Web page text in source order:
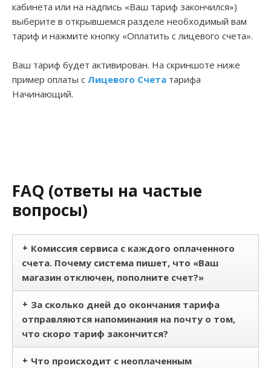
кабинета или на надпись «Ваш тариф закончился»)
выберите в открывшемся разделе необходимый вам
тариф и нажмите кнопку «Оплатить с лицевого счета».
Ваш тариф будет активирован. На скриншоте ниже
пример оплаты с Лицевого Счета тарифа
Начинающий.
FAQ (ответы на частые
вопросы)
+ Комиссия сервиса с каждого оплаченного
счета. Почему система пишет, что «Ваш
магазин отключен, пополните счет?»
+ За сколько дней до окончания тарифа
отправляются напоминания на почту о том,
что скоро тариф закончится?
+ Что происходит с неоплаченным